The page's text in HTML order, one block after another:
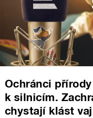
Ochránci
k silnicím.
chystají klást